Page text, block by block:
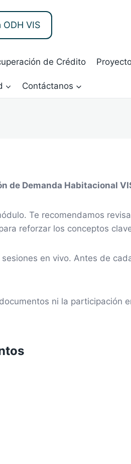
ODH VIS
de Crédito
Contáctanos
de Demanda Habitacional
Te recomendamos
reforzar los conceptos
en vivo. Antes de
ni la participación